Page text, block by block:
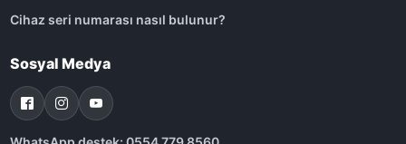
Cihaz seri numarası nasıl bulunur?
Sosyal Medya